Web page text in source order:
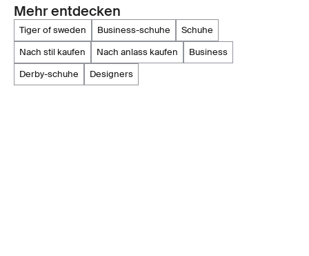
Mehr entdecken
tiger of sweden business-schuhe
schuhe
nach stil kaufen
nach anlass kaufen
business
derby-schuhe
designers